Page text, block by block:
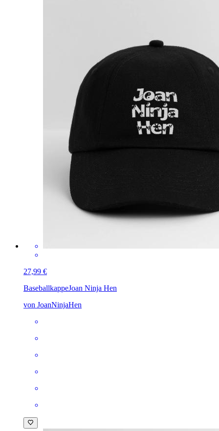
27,99 €
BaseballkappeJoan Ninja Hen
von JoanNinjaHen